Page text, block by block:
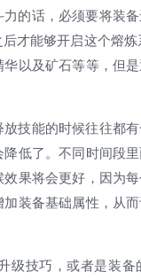
话，必须要将装备
后才能够开启这个熔
以及矿石等等，但
能的时候往往都有
低了。不同时间段
果将会更好，因为
装备基础属性，从
技巧，或者是装备